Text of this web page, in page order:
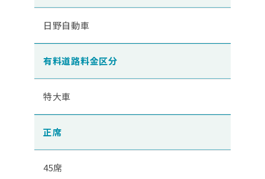
日野自動車
有料道路料金区分
特大車
正席
45席